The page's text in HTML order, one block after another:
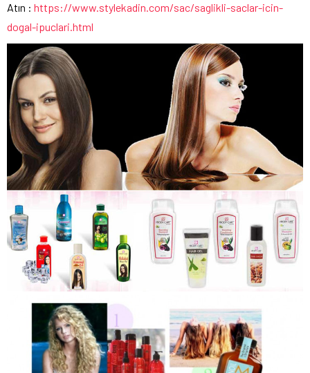
Atın : https://www.stylekadin.com/sac/saglikli-saclar-icin-
dogal-ipuclari.html